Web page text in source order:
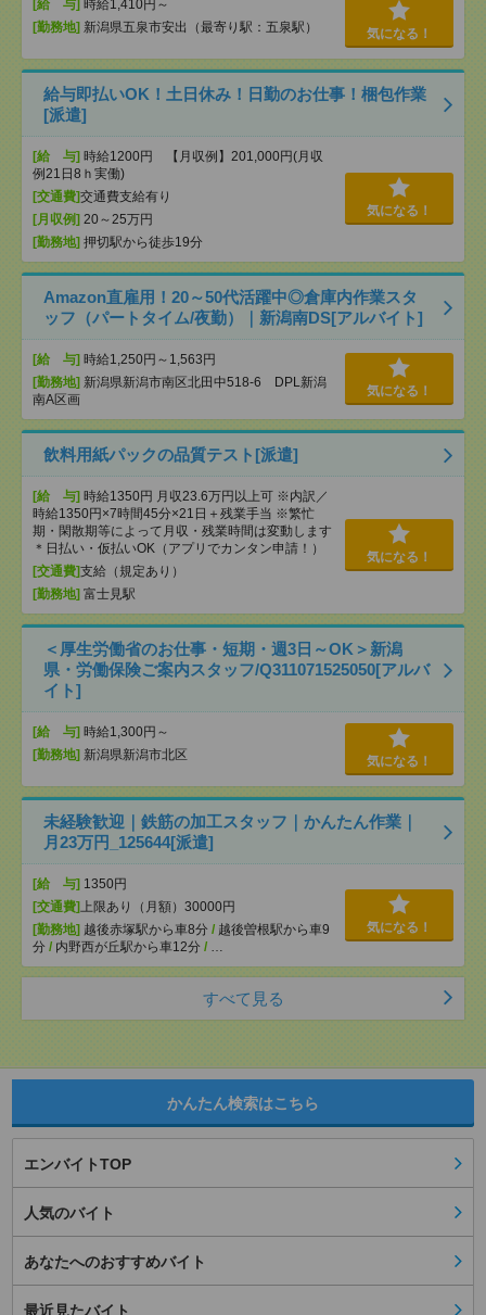
[給 与] 時給1,410円～
[勤務地] 新潟県五泉市安出（最寄り駅：五泉駅） 気になる！
給与即払いOK！土日休み！日勤のお仕事！梱包作業
[派遣]
[給 与] 時給1200円 【月収例】201,000円(月収
例21日8ｈ実働)
[交通費]交通費支給有り
[月収例] 20～25万円
[勤務地] 押切駅から徒歩19分
気になる！
Amazon直雇用！20～50代活躍中◎倉庫内作業スタ
ッフ（パートタイム/夜勤）｜新潟南DS[アルバイト]
[給 与] 時給1,250円～1,563円
[勤務地] 新潟県新潟市南区北田中518-6 DPL新潟
南A区画
気になる！
飲料用紙パックの品質テスト[派遣]
[給 与] 時給1350円 月収23.6万円以上可 ※内訳／
時給1350円×7時間45分×21日＋残業手当 ※繁忙
期・閑散期等によって月収・残業時間は変動します
＊日払い・仮払いOK（アプリでカンタン申請！）
[交通費]支給（規定あり）
[勤務地] 富士見駅
気になる！
＜厚生労働省のお仕事・短期・週3日～OK＞新潟
県・労働保険ご案内スタッフ/Q311071525050[アルバ
イト]
[給 与] 時給1,300円～
[勤務地] 新潟県新潟市北区 気になる！
未経験歓迎｜鉄筋の加工スタッフ｜かんたん作業｜
月23万円_125644[派遣]
[給 与] 1350円
[交通費] 上限あり（月額）30000円
[勤務地] 越後赤塚駅から車8分 / 越後曽根駅から車9
分 / 内野西が丘駅から車12分 / …
気になる！
すべて見る
かんたん検索はこちら
エンバイトTOP
人気のバイト
あなたへのおすすめバイト
最近見たバイト